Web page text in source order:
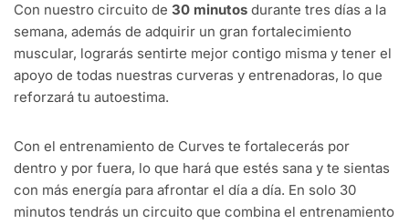
Con nuestro circuito de 30 minutos durante tres días a la
semana, además de adquirir un gran fortalecimiento
muscular, lograrás sentirte mejor contigo misma y tener el
apoyo de todas nuestras curveras y entrenadoras, lo que
reforzará tu autoestima.
Con el entrenamiento de Curves te fortalecerás por
dentro y por fuera, lo que hará que estés sana y te sientas
con más energía para afrontar el día a día. En solo 30
minutos tendrás un circuito que combina el entrenamiento